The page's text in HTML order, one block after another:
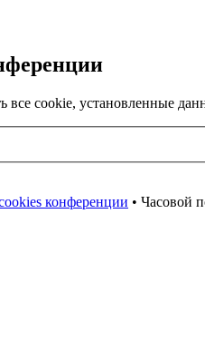
все cookie, установленные
конференции • Часовой